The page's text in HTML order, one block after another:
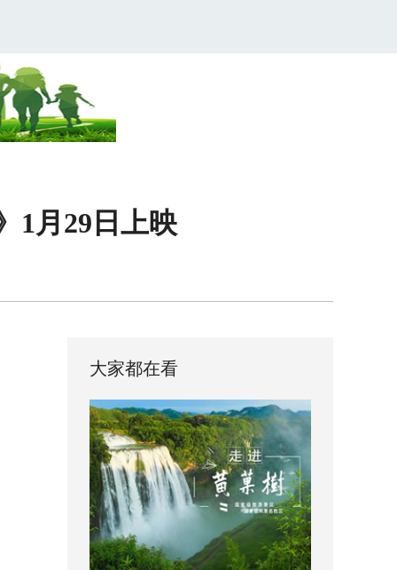
1月29日上映
大家都在看